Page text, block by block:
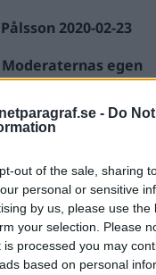
- Do
out of the sale, sharing
personal or sensitive
by us, please use the
your selection. Please
processed you may
based on personal
2020-02-23
egen
Johan Forsell
stånkat över
att avskaffa
den så kallade
sätt kringgå
ny lagstiftning.
på all
vita och blanka